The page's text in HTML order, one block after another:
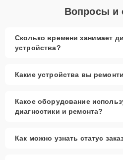
Вопросы и
Сколько времени занимает
устройства?
Какие устройства вы
Какое оборудование
диагностики и ремонта?
Как можно узнать статус